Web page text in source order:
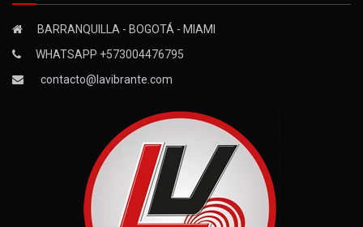
BARRANQUILLA - BOGOTÁ - MIAMI
WHATSAPP +573004476795
contacto@lavibrante.com